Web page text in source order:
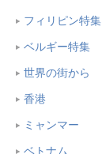
フィリピン特集
ベルギー特集
世界の街から
香港
ミャンマー
ベトナム